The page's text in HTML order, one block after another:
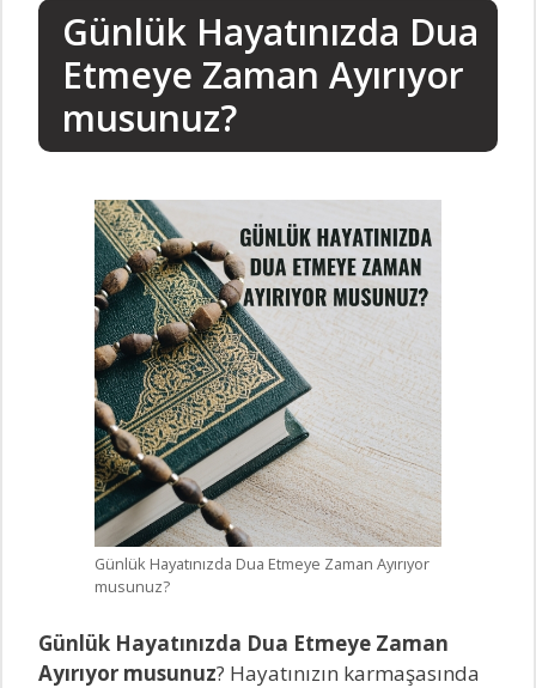
Günlük Hayatınızda Dua
Etmeye Zaman Ayırıyor
musunuz?
Günlük Hayatınızda Dua Etmeye Zaman Ayırıyor
musunuz?
Günlük Hayatınızda Dua Etmeye Zaman
Ayırıyor musunuz? Hayatınızın karmaşasında